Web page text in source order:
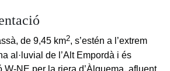
de 9,45 km2, s’estén a l’extrem
al·luvial de l’Alt Empordà i és
W-NE per la riera d’Àlguema, afluent